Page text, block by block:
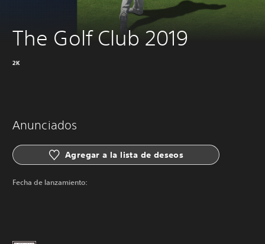
The Golf Club 2019
2K
Anunciados
Agregar a la lista de deseos
Fecha de lanzamiento: